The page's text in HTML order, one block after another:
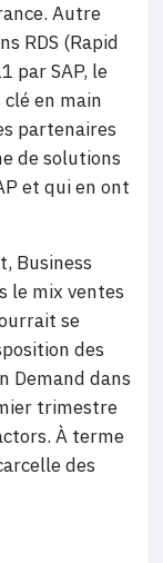
Autre
RDS (Rapid
par SAP, le
en main
partenaires
de solutions
et qui en ont
Business
le mix ventes
se
des
Demand dans
trimestre
À terme
des